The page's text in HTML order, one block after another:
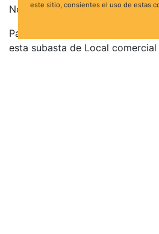
este sitio, consientes el uso de estas
No hay pujas para esta subasta.
Para acceder a la información
esta subasta de Local comercial